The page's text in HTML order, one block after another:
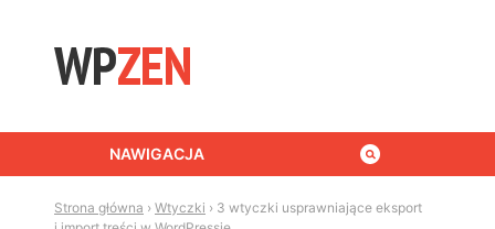
NAWIGACJA
Strona główna › Wtyczki › 3 wtyczki usprawniające eksport